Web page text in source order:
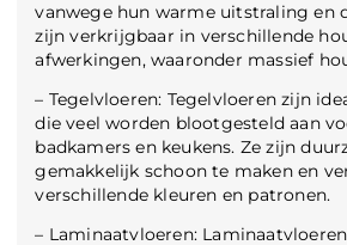
vanwege hun warme uitstraling en
zijn verkrijgbaar in verschillende
afwerkingen, waaronder massief
– Tegelvloeren: Tegelvloeren zijn
die veel worden blootgesteld aan
badkamers en keukens. Ze zijn
gemakkelijk schoon te maken en
verschillende kleuren en patronen.
– Laminaatvloeren: